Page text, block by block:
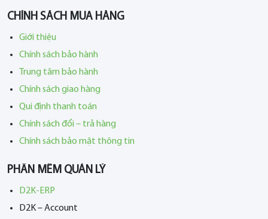
CHÍNH SÁCH MUA HÀNG
Giới thiệu
Chính sách bảo hành
Trung tâm bảo hành
Chính sách giao hàng
Qui định thanh toán
Chính sách đổi – trả hàng
Chính sách bảo mật thông tin
PHẦN MỀM QUẢN LÝ
D2K-ERP
D2K – Account